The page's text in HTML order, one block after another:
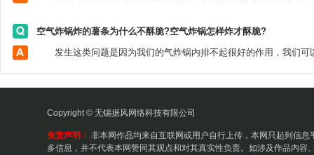
空气炸锅炸的薯条为什么不酥脆?空气炸锅怎样炸才酥脆?
Copyright © 无锡据风网络科技有限公司
免责声明： 非本网作品均来自互联网或用户自行上传，本网只起到信息
多信息，并不代表本网赞同其观点和对其真实性负责。如涉及作品内容